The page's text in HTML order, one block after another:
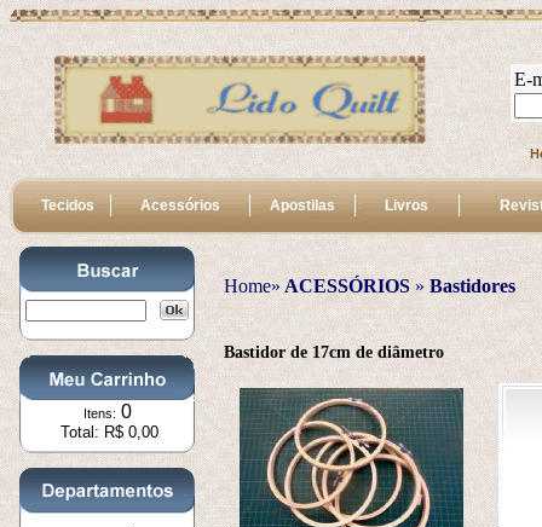
E-
Tecidos Acessórios Apostilas Livros
Itens: 0
Total: R$ 0,00
Home»ACESSÓRIOS » Bastidores
Bastidor de 17cm de diâmetro